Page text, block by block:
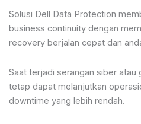
Solusi Dell Data Protection
business continuity dengan
recovery berjalan cepat dan
Saat terjadi serangan siber atau
tetap dapat melanjutkan
downtime yang lebih rendah.